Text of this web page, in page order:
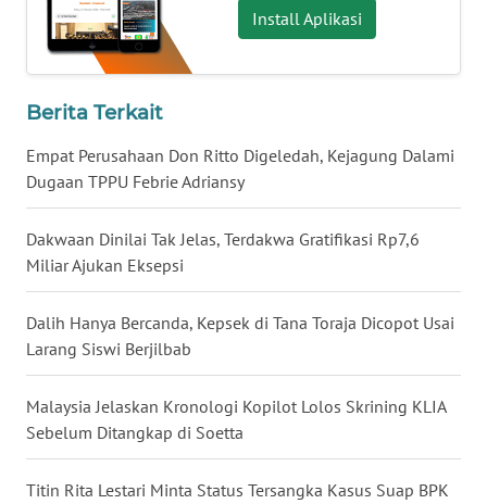
Install Aplikasi
Berita Terkait
Empat Perusahaan Don Ritto Digeledah, Kejagung Dalami
Dugaan TPPU Febrie Adriansy
Dakwaan Dinilai Tak Jelas, Terdakwa Gratifikasi Rp7,6
Miliar Ajukan Eksepsi
Dalih Hanya Bercanda, Kepsek di Tana Toraja Dicopot Usai
Larang Siswi Berjilbab
Malaysia Jelaskan Kronologi Kopilot Lolos Skrining KLIA
Sebelum Ditangkap di Soetta
Titin Rita Lestari Minta Status Tersangka Kasus Suap BPK
LAMPUNG
WN
NUSANTARA
JOGJA
JATIM
BALI
KALBAR